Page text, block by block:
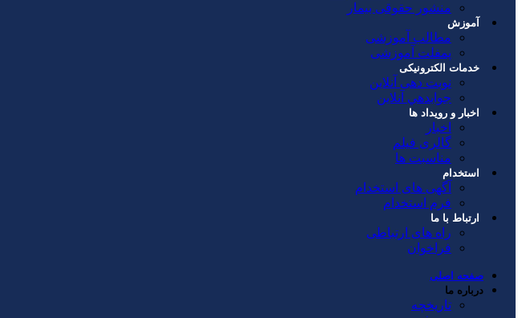
منشور حقوقی بیمار
آموزش
مطالب آموزشی
پمفلت آموزشی
خدمات الکترونیکی
نوبت دهی آنلاین
جوابدهي آنلاين
اخبار و رویداد ها
اخبار
گالری فیلم
مناسبت ها
استخدام
آگهی های استخدام
فرم استخدام
ارتباط با ما
راه های ارتباطی
فراخوان
صفحه اصلی
درباره ما
تاریخچه